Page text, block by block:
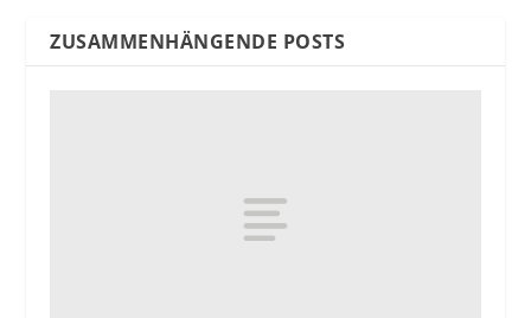
ZUSAMMENHÄNGENDE POSTS